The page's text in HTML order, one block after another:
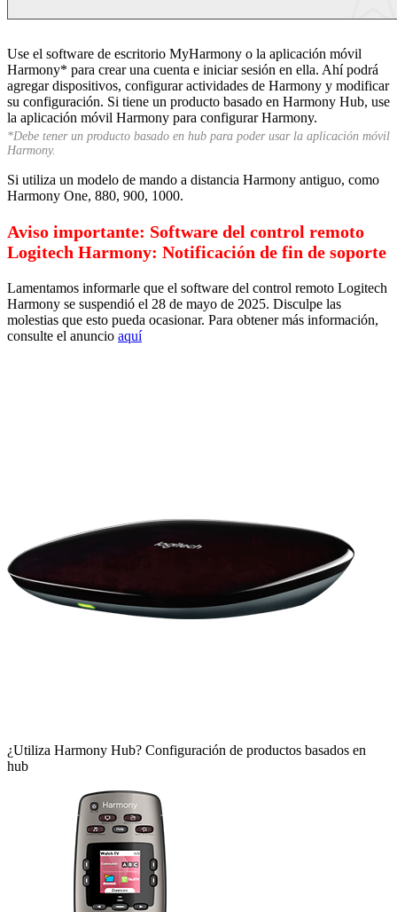
Use el software de escritorio MyHarmony o la aplicación móvil
Harmony* para crear una cuenta e iniciar sesión en ella. Ahí podrá
agregar dispositivos, configurar actividades de Harmony y modificar
su configuración. Si tiene un producto basado en Harmony Hub, use
la aplicación móvil Harmony para configurar Harmony.
*Debe tener un producto basado en hub para poder usar la aplicación móvil
Harmony.
Si utiliza un modelo de mando a distancia Harmony antiguo, como
Harmony One, 880, 900, 1000.
Aviso importante: Software del control remoto
Logitech Harmony: Notificación de fin de soporte
Lamentamos informarle que el software del control remoto Logitech
Harmony se suspendió el 28 de mayo de 2025. Disculpe las
molestias que esto pueda ocasionar. Para obtener más información,
consulte el anuncio aquí
¿Utiliza Harmony Hub? Configuración de productos basados en
hub